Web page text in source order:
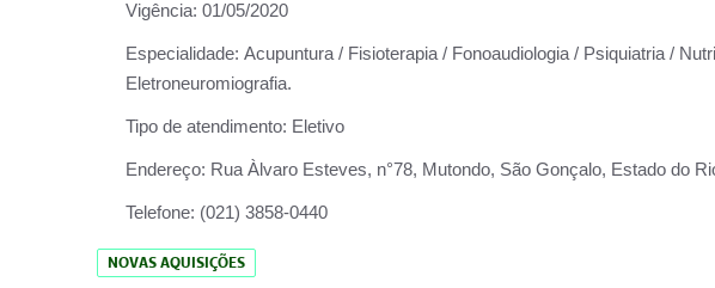
Vigência: 01/05/2020
Especialidade: Acupuntura / Fisioterapia / Fonoaudiologia / Psiquiatria /
Eletroneuromiografia.
Tipo de atendimento: Eletivo
Endereço: Rua Àlvaro Esteves, n°78, Mutondo, São Gonçalo, Estado do
Telefone: (021) 3858-0440
NOVAS AQUISIÇÕES